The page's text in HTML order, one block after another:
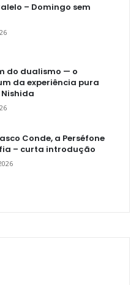
– Domingo sem
do dualismo — o
da experiência pura
Conde, a Perséfone
– curta introdução